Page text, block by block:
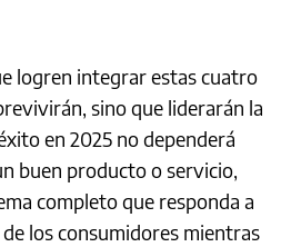
logren integrar estas cuatro
sino que liderarán la
en 2025 no dependerá
buen producto o servicio,
completo que responda a
los consumidores mientras